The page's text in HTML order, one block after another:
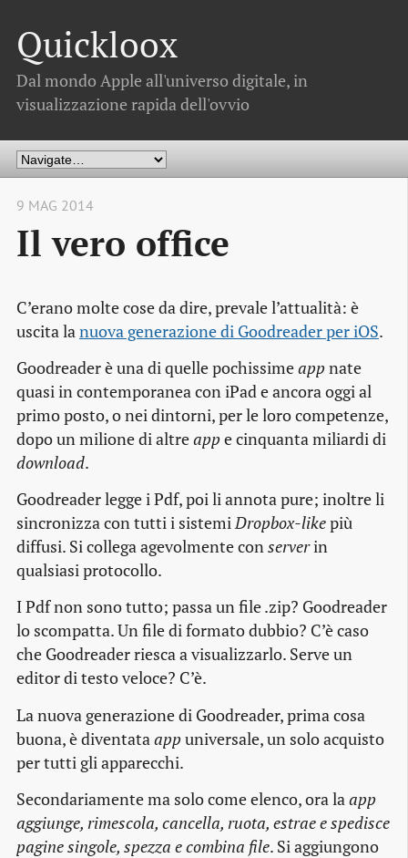
Quickloox
Dal mondo Apple all'universo digitale, in
visualizzazione rapida dell'ovvio
9 MAG 2014
Il vero office
C’erano molte cose da dire, prevale l’attualità: è
uscita lanuova generazione di Goodreader per iOS.
Goodreader è una di quelle pochissimeappnate
quasi in contemporanea con iPad e ancora oggi al
primo posto, o nei dintorni, per le loro competenze,
dopo un milione di altreappe cinquanta miliardi di
download.
Goodreader legge i Pdf, poi li annota pure; inoltre li
sincronizza con tutti i sistemiDropbox-likepiù
diffusi. Si collega agevolmente conserverin
qualsiasi protocollo.
I Pdf non sono tutto; passa un file .zip? Goodreader
lo scompatta. Un file di formato dubbio? C’è caso
che Goodreader riesca a visualizzarlo. Serve un
editor di testo veloce? C’è.
La nuova generazione di Goodreader, prima cosa
buona, è diventata appuniversale, un solo acquisto
per tutti gli apparecchi.
Secondariamente ma solo come elenco, ora la app
aggiunge, rimescola, cancella, ruota, estrae e spedisce
pagine singole, spezza e combina file. Si aggiungono